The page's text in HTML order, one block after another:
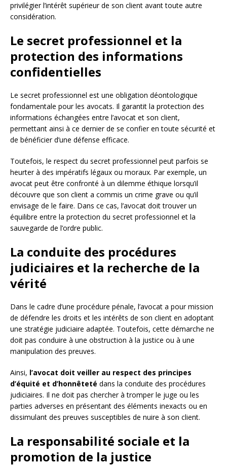
privilégier l’intérêt supérieur de son client avant toute autre
considération.
Le secret professionnel et la
protection des informations
confidentielles
Le secret professionnel est une obligation déontologique
fondamentale pour les avocats. Il garantit la protection des
informations échangées entre l’avocat et son client,
permettant ainsi à ce dernier de se confier en toute sécurité et
de bénéficier d’une défense efficace.
Toutefois, le respect du secret professionnel peut parfois se
heurter à des impératifs légaux ou moraux. Par exemple, un
avocat peut être confronté à un dilemme éthique lorsqu’il
découvre que son client a commis un crime grave ou qu’il
envisage de le faire. Dans ce cas, l’avocat doit trouver un
équilibre entre la protection du secret professionnel et la
sauvegarde de l’ordre public.
La conduite des procédures
judiciaires et la recherche de la
vérité
Dans le cadre d’une procédure pénale, l’avocat a pour mission
de défendre les droits et les intérêts de son client en adoptant
une stratégie judiciaire adaptée. Toutefois, cette démarche ne
doit pas conduire à une obstruction à la justice ou à une
manipulation des preuves.
Ainsi, l’avocat doit veiller au respect des principes
d’équité et d’honnêteté dans la conduite des procédures
judiciaires. Il ne doit pas chercher à tromper le juge ou les
parties adverses en présentant des éléments inexacts ou en
dissimulant des preuves susceptibles de nuire à son client.
La responsabilité sociale et la
promotion de la justice